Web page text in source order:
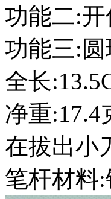
功能二:开
功能三:圆
全长
净重:17.4
在拔出小
笔杆材料: